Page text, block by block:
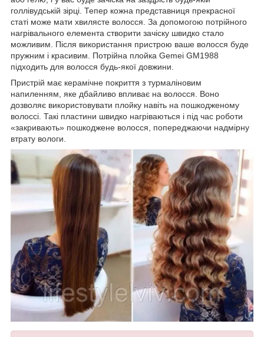
голлівудській зірці. Тепер кожна представниця прекрасної
статі може мати хвилясте волосся. За допомогою потрійного
нагрівального елемента створити зачіску швидко стало
можливим. Після використання пристрою ваше волосся буде
пружним і красивим. Потрійна плойка Gemei GM1988
підходить для волосся будь-якої довжини.
Пристрій має керамічне покриття з турмаліновим
напиленням, яке дбайливо впливає на волосся. Воно
дозволяє використовувати плойку навіть на пошкодженому
волоссі. Такі пластини швидко нагріваються і під час роботи
«закривають» пошкоджене волосся, попереджаючи надмірну
втрату вологи.